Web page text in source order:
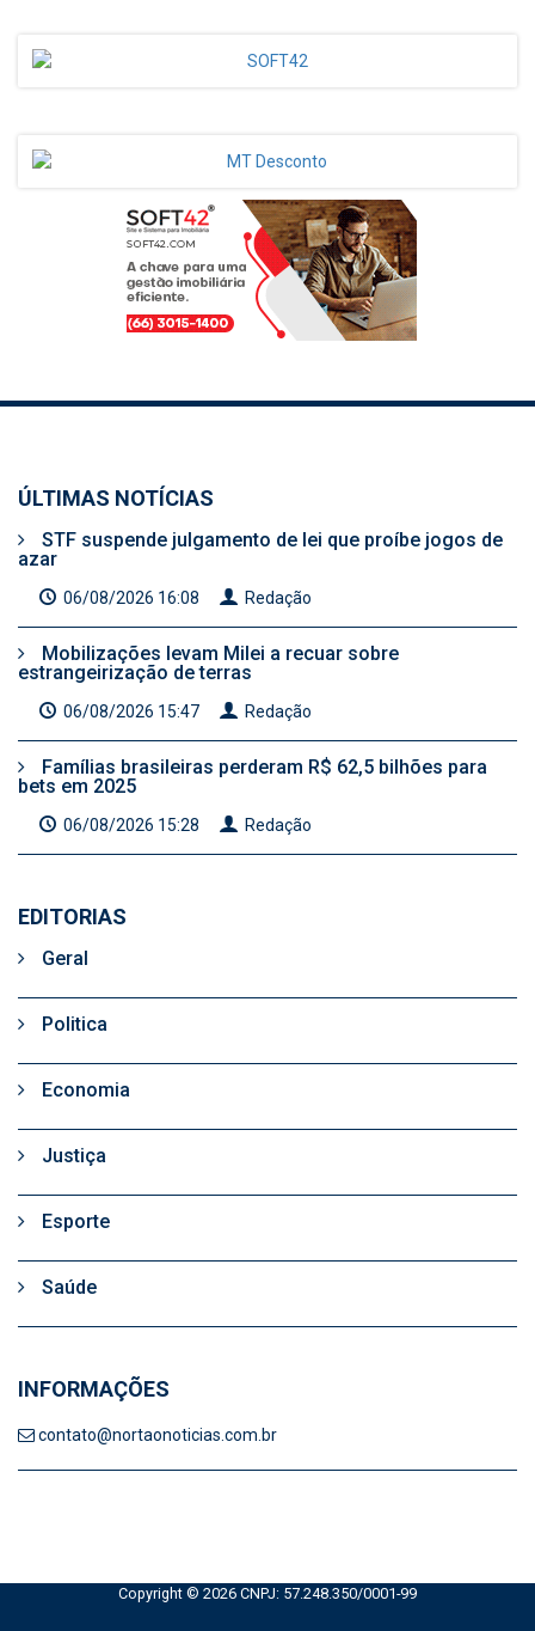
ÚLTIMAS NOTÍCIAS
STF suspende julgamento de lei que proíbe jogos de
azar
06/08/2026 16:08 Redação
Mobilizações levam Milei a recuar sobre
estrangeirização de terras
06/08/2026 15:47 Redação
Famílias brasileiras perderam R$ 62,5 bilhões para
bets em 2025
06/08/2026 15:28 Redação
EDITORIAS
Geral
Politica
Economia
Justiça
Esporte
Saúde
INFORMAÇÕES
contato@nortaonoticias.com.br
Copyright © 2026 CNPJ: 57.248.350/0001-99